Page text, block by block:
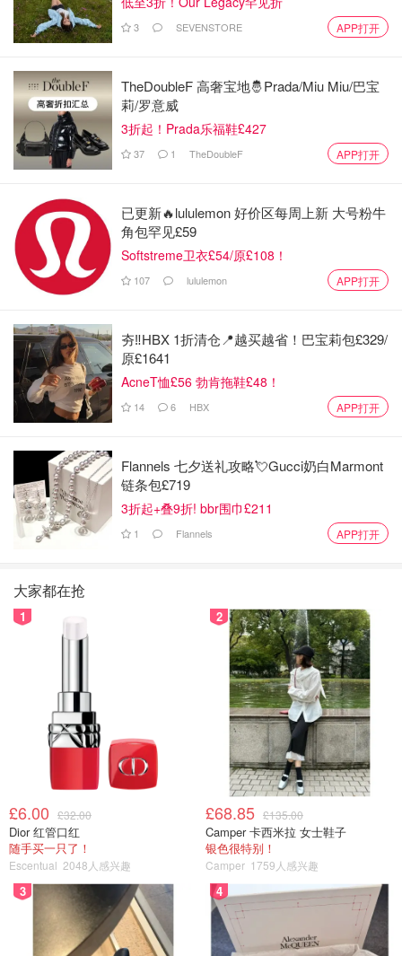
3 SEVENSTORE APP打开
TheDoubleF 高奢宝地🤴Prada/Miu Miu/巴宝
莉/罗意威
3折起！Prada乐福鞋£427
37 1 TheDoubleF APP打开
已更新🔥lululemon 好价区每周上新 大号粉牛
角包罕见£59
Softstreme卫衣£54/原£108！
107 lululemon APP打开
夯‼️HBX 1折清仓📍越买越省！巴宝莉包£329/
原£1641
AcneT恤£56 勃肯拖鞋£48！
14 6 HBX APP打开
Flannels 七夕送礼攻略💘Gucci奶白Marmont
链条包£719
3折起+叠9折! bbr围巾£211
1 Flannels APP打开
大家都在抢
1
£6.00 £32.00
Dior 红管口红
随手买一只了！
Escentual 2048人感兴趣
2
£68.85 £135.00
Camper 卡西米拉 女士鞋子
银色很特别！
Camper 1759人感兴趣
3 4